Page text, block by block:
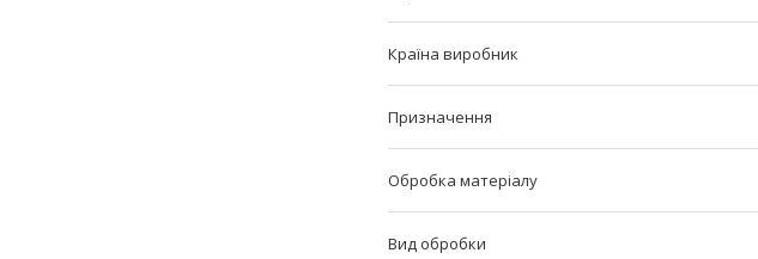
Країна виробник
Призначення
Обробка матеріалу
Вид обробки